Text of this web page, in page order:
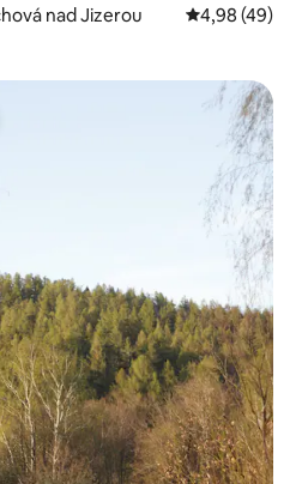
nad Jizerou Средна
4,98 (49)
гостите